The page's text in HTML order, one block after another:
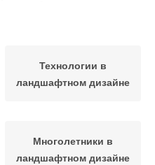
Технологии в
ландшафтном дизайне
Многолетники в
ландшафтном дизайне